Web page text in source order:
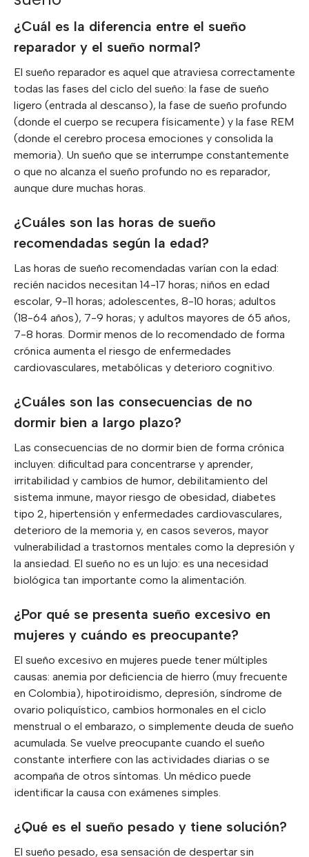
¿Cuál es la diferencia entre el sueño
reparador y el sueño normal?
El sueño reparador es aquel que atraviesa correctamente
todas las fases del ciclo del sueño: la fase de sueño
ligero (entrada al descanso), la fase de sueño profundo
(donde el cuerpo se recupera físicamente) y la fase REM
(donde el cerebro procesa emociones y consolida la
memoria). Un sueño que se interrumpe constantemente
o que no alcanza el sueño profundo no es reparador,
aunque dure muchas horas.
¿Cuáles son las horas de sueño
recomendadas según la edad?
Las horas de sueño recomendadas varían con la edad:
recién nacidos necesitan 14-17 horas; niños en edad
escolar, 9-11 horas; adolescentes, 8-10 horas; adultos
(18-64 años), 7-9 horas; y adultos mayores de 65 años,
7-8 horas. Dormir menos de lo recomendado de forma
crónica aumenta el riesgo de enfermedades
cardiovasculares, metabólicas y deterioro cognitivo.
¿Cuáles son las consecuencias de no
dormir bien a largo plazo?
Las consecuencias de no dormir bien de forma crónica
incluyen: dificultad para concentrarse y aprender,
irritabilidad y cambios de humor, debilitamiento del
sistema inmune, mayor riesgo de obesidad, diabetes
tipo 2, hipertensión y enfermedades cardiovasculares,
deterioro de la memoria y, en casos severos, mayor
vulnerabilidad a trastornos mentales como la depresión y
la ansiedad. El sueño no es un lujo: es una necesidad
biológica tan importante como la alimentación.
¿Por qué se presenta sueño excesivo en
mujeres y cuándo es preocupante?
El sueño excesivo en mujeres puede tener múltiples
causas: anemia por deficiencia de hierro (muy frecuente
en Colombia), hipotiroidismo, depresión, síndrome de
ovario poliquístico, cambios hormonales en el ciclo
menstrual o el embarazo, o simplemente deuda de sueño
acumulada. Se vuelve preocupante cuando el sueño
constante interfiere con las actividades diarias o se
acompaña de otros síntomas. Un médico puede
identificar la causa con exámenes simples.
¿Qué es el sueño pesado y tiene solución?
El sueño pesado, esa sensación de despertar sin